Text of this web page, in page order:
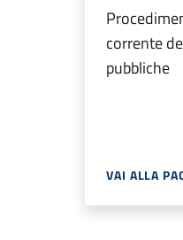
corrente
pubbliche
VAI ALLA